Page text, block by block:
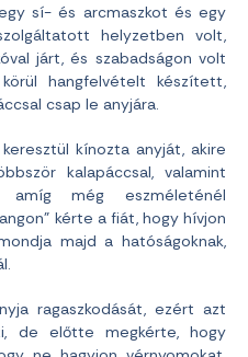
sí- és arcmaszkot és egy
helyzetben volt,
járt, és szabadságon volt
hangfelvételt készített,
csap le anyjára.
kínozta anyját, akire
kalapáccsal, valamint
amíg még eszméleténél
kérte a fiát, hogy hívjon
majd a hatóságoknak,
ragaszkodását, ezért azt
de előtte megkérte, hogy